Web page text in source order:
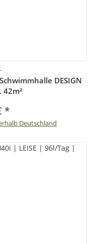
DESIGN
42m²
*
Deutschland